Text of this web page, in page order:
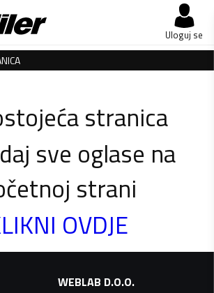
Uloguj se
stranica
sve oglase na
strani
OVDJE
WEBLAB D.O.O.